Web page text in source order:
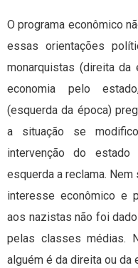
O programa econômico
essas orientações
monarquistas (direita da
economia pelo
(esquerda da época)
a situação se
intervenção do
esquerda a reclama.
interesse econômico e
aos nazistas não foi
pelas classes médias.
alguém é da direita ou da